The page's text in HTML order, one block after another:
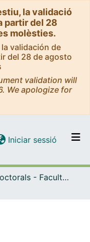
la validació
partir del 28
molèsties.
validación de
del 28 de agosto
validation will
We apologize for
per tot el DD
Iniciar sessió (current)
Tesis Doctorals - Facultat - Medicina i Ciències de la Salut